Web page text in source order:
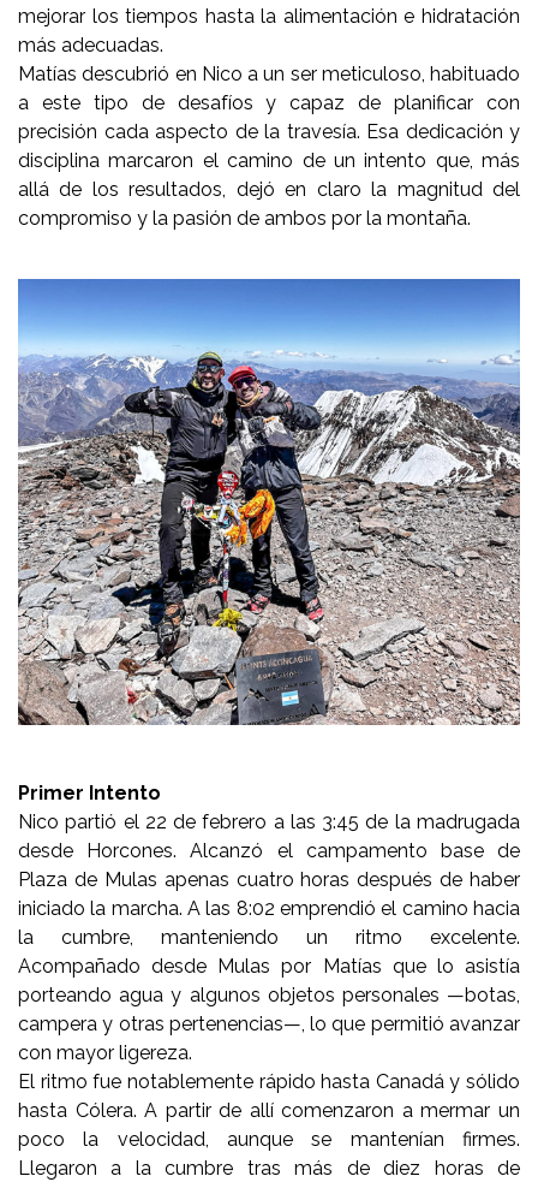
mejorar los tiempos hasta la alimentación e hidratación
más adecuadas.
Matías descubrió en Nico a un ser meticuloso, habituado
a este tipo de desafíos y capaz de planificar con
precisión cada aspecto de la travesía. Esa dedicación y
disciplina marcaron el camino de un intento que, más
allá de los resultados, dejó en claro la magnitud del
compromiso y la pasión de ambos por la montaña.
Primer Intento
Nico partió el 22 de febrero a las 3:45 de la madrugada
desde Horcones. Alcanzó el campamento base de
Plaza de Mulas apenas cuatro horas después de haber
iniciado la marcha. A las 8:02 emprendió el camino hacia
la cumbre, manteniendo un ritmo excelente.
Acompañado desde Mulas por Matías que lo asistía
porteando agua y algunos objetos personales —botas,
campera y otras pertenencias—, lo que permitió avanzar
con mayor ligereza.
El ritmo fue notablemente rápido hasta Canadá y sólido
hasta Cólera. A partir de allí comenzaron a mermar un
poco la velocidad, aunque se mantenían firmes.
Llegaron a la cumbre tras más de diez horas de